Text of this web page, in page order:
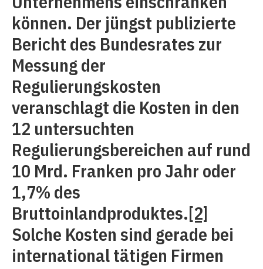
können. Der jüngst publizierte
Bericht des Bundesrates zur
Messung der
Regulierungskosten
veranschlagt die Kosten in den
12 untersuchten
Regulierungsbereichen auf rund
10 Mrd. Franken pro Jahr oder
1,7% des
Bruttoinlandproduktes.[2]
Solche Kosten sind gerade bei
international tätigen Firmen